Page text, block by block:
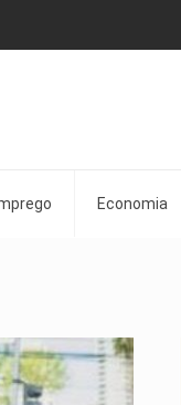
Economia